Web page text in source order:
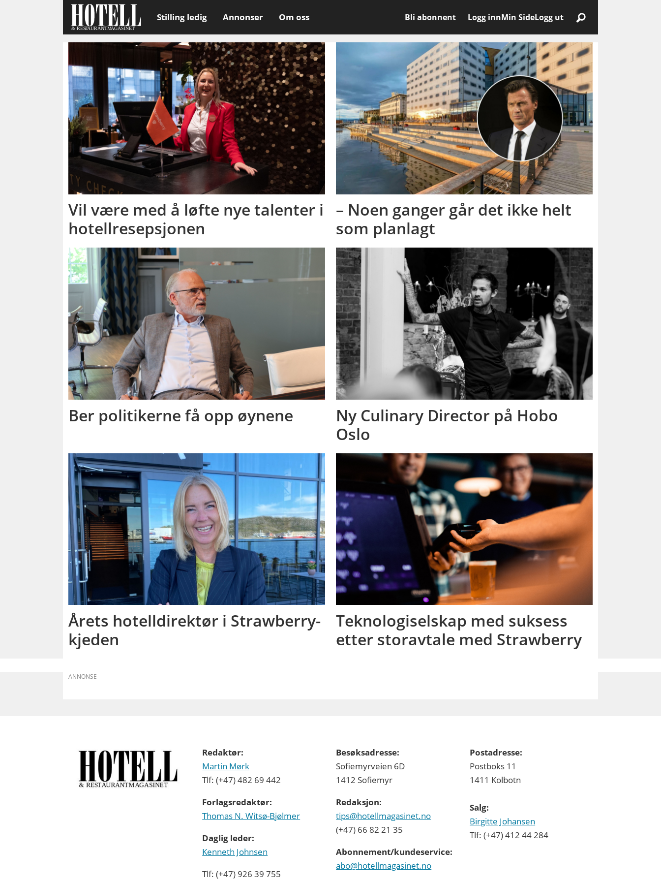
Stilling ledig Annonser Om oss Bli abonnent Logg innMin SideLogg ut
strawberry-
konsernet
Vil være med å løfte nye talenter i
hotellresepsjonen
– Noen ganger går det ikke helt
som planlagt
Ber politikerne få opp øynene
Ny Culinary Director på Hobo
Oslo
Årets hotelldirektør i Strawberry-
kjeden
Teknologiselskap med suksess
etter storavtale med Strawberry
ANNONSE
Redaktør:
Martin Mørk
Tlf: (+47) 482 69 442
Forlagsredaktør:
Thomas N. Witsø-Bjølmer
Daglig leder:
Kenneth Johnsen
Tlf: (+47) 926 39 755
Besøksadresse:
Sofiemyrveien 6D
1412 Sofiemyr
Redaksjon:
tips@hotellmagasinet.no
(+47) 66 82 21 35
Abonnement/kundeservice:
abo@hotellmagasinet.no
Postadresse:
Postboks 11
1411 Kolbotn
Salg:
Birgitte Johansen
Tlf: (+47) 412 44 284